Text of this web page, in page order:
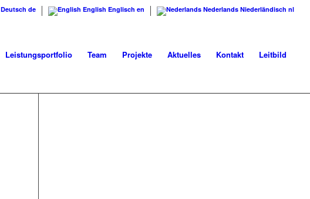
Deutsch de English Englisch en Nederlands Niederländisch nl
Leistungsportfolio Team Projekte Aktuelles Kontakt Leitbild